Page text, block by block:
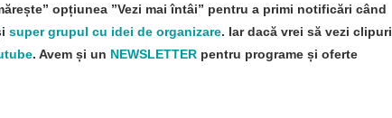
opțiunea ”Vezi mai întâi” pentru a primi notificări când
super grupul cu idei de organizare. Iar dacă vrei să vezi clipuri
. Avem și un NEWSLETTER pentru programe și oferte